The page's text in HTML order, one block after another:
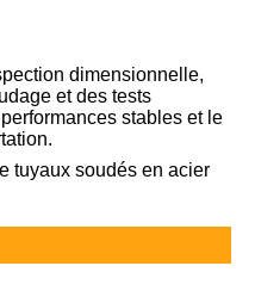
dimensionnelle,
et des tests
stables et le
tuyaux soudés en acier